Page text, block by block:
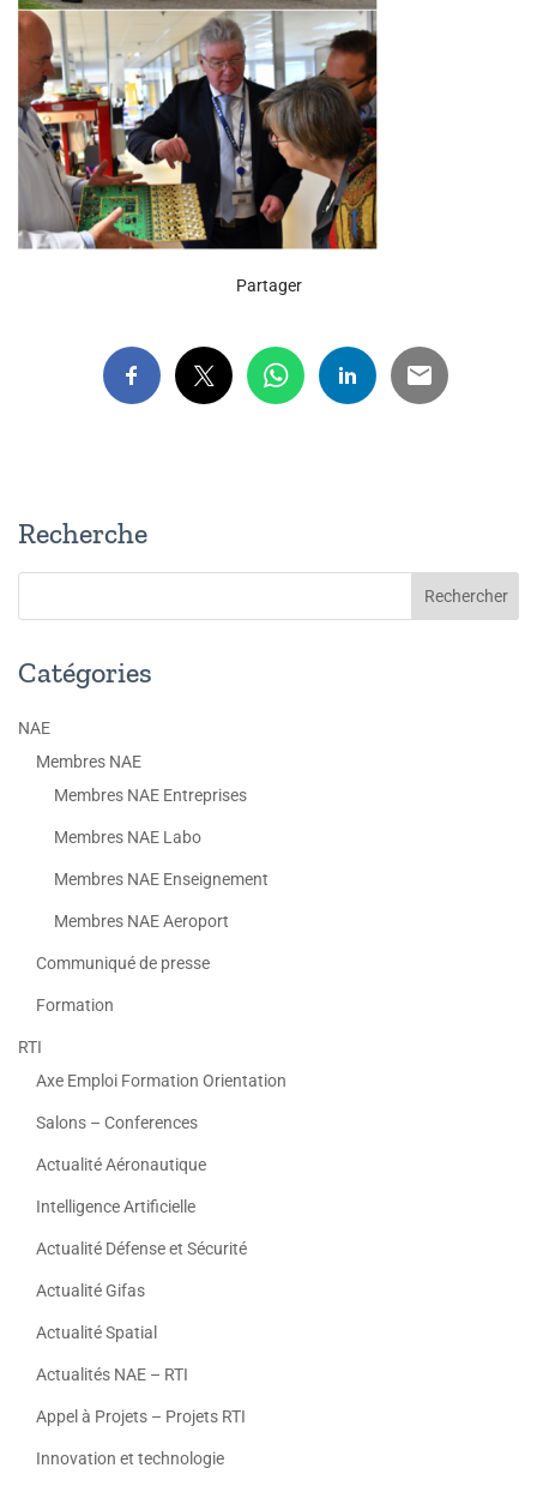
Partager
Recherche
Catégories
NAE
Membres NAE
Membres NAE Entreprises
Membres NAE Labo
Membres NAE Enseignement
Membres NAE Aeroport
Communiqué de presse
Formation
RTI
Axe Emploi Formation Orientation
Salons – Conferences
Actualité Aéronautique
Intelligence Artificielle
Actualité Défense et Sécurité
Actualité Gifas
Actualité Spatial
Actualités NAE – RTI
Appel à Projets – Projets RTI
Innovation et technologie